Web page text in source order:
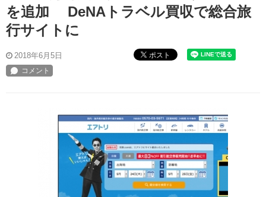
を追加 DeNAトラベル買収で総合旅
行サイトに
2018年6月5日 ポスト